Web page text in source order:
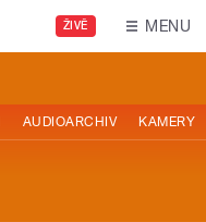
ŽIVĚ MENU
AUDIOARCHIV KAMERY